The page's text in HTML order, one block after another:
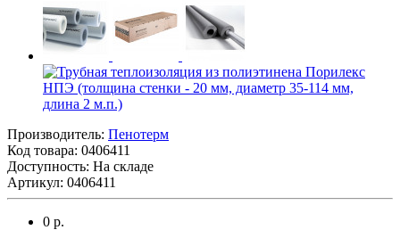
Производитель: Пенотерм
Код товара: 0406411
Доступность: На складе
Артикул: 0406411
0 р.